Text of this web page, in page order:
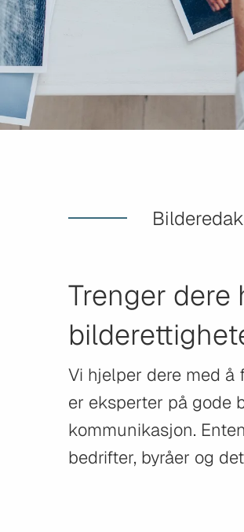
Trenger dere
Vi hjelper dere med å
er eksperter på gode
kommunikasjon.
bedrifter, byråer og